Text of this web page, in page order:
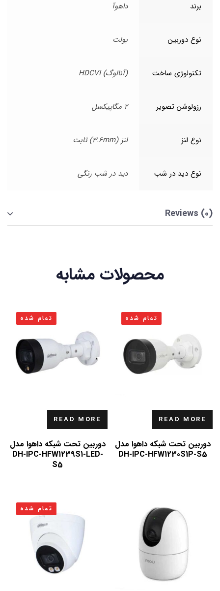
برند داهوآ
نوع دوربین بولت
تکنولوژی ساخت (آنالوگ) HDCVI
رزولوشن تصویر 2 مگاپیکسل
نوع لنز لنز (3.6mm) ثابت
نوع دید در شب دید در شب رنگی
Reviews (0)
محصولات مشابه
تمام شده
READ MORE
دوربین تحت شبکه داهوا مدل
DH-IPC-HFW1230S1P-S5
تمام شده
READ MORE
دوربین تحت شبکه داهوا مدل
DH-IPC-HFW1239S1-LED-
S5
تمام شده